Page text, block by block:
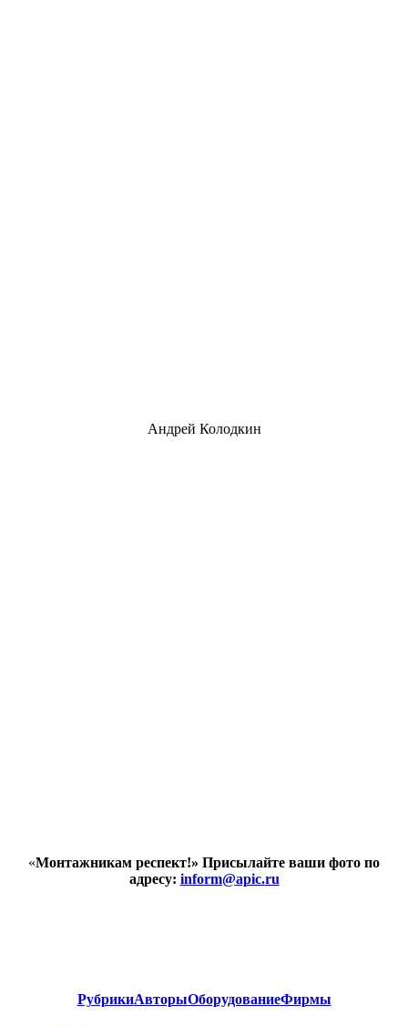
Андрей Колодкин
«Монтажникам респект!» Присылайте ваши фото по
адресу: inform@apic.ru
РубрикиАвторыОборудованиеФирмы